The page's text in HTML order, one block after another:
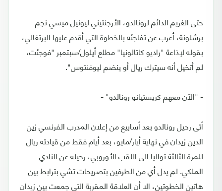
حتى الغريم الدائم لرونالدو، الأرجنتيني ليونيل ميسي نجم
برشلونة، أعرب عن تفاجئه بالخطوة التي أقدم عليها البرتغالي،
بقوله لإذاعة "راديو كاتالونيا" مطلع أيلول/سبتمبر "فوجئت،
لم أتخيل أنه سيترك ريال أو ينضم ليوفنتوس".
- "الآن معهم كريستيانو رونالدو" -
أتى رحيل رونالدو بعد أسابيع من إعلان المدرب الفرنسي زين
الدين زيدان في نهاية أيار/مايو، بعد أيام فقط من قيادته ريال
للمرة الثالثة تواليا الى اللقب الأوروبي، رحيله عن النادي
الملكي. لم يدل أي من الطرفين بتصريحات تشي بترابط بين
هاتين الخطوتين، الا أن العلاقة المقربة التي جمعت بين زيدان